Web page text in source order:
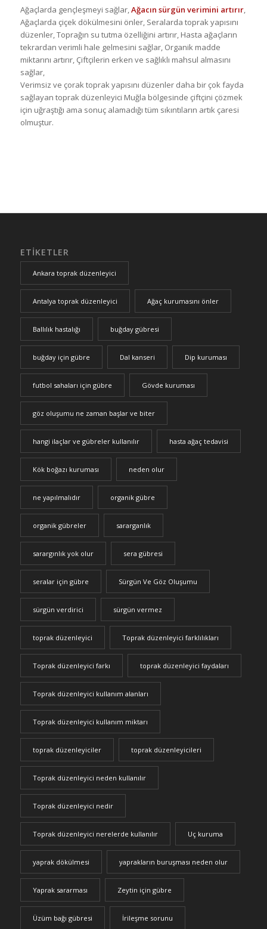
Ağaçlarda gençleşmeyi sağlar,Ağacın sürgün verimini artırır,
Ağaçlarda çiçek dökülmesini önler, Seralarda toprak yapısını
düzenler, Toprağın su tutma özelliğini artırır, Hasta ağaçların
tekrardan verimli hale gelmesini sağlar, Organik madde
miktarını artırır, Çiftçilerin erken ve sağlıklı mahsul almasını
sağlar,
Verimsiz ve çorak toprak yapısını düzenler daha bir çok fayda
sağlayan toprak düzenleyici Muğla bölgesinde çiftçini çözmek
için uğraştığı ama sonuç alamadığı tüm sıkıntıların artık çaresi
olmuştur.
ETIKETLER
Ankara toprak düzenleyici
Antalya toprak düzenleyici Ağaç kurumasını önler
Ballılık hastalığı buğday gübresi
buğday için gübre Dal kanseri Dip kuruması
futbol sahaları için gübre Gövde kuruması
göz oluşumu ne zaman başlar ve biter
hangi ilaçlar ve gübreler kullanılır hasta ağaç tedavisi
Kök boğazı kuruması neden olur
ne yapılmalıdır organik gübre
organik gübreler sararganlık
sarargınlık yok olur sera gübresi
seralar için gübre Sürgün Ve Göz Oluşumu
sürgün verdirici sürgün vermez
toprak düzenleyici Toprak düzenleyici farklılıkları
Toprak düzenleyici farkı toprak düzenleyici faydaları
Toprak düzenleyici kullanım alanları
Toprak düzenleyici kullanım miktarı
toprak düzenleyiciler toprak düzenleyicileri
Toprak düzenleyici neden kullanılır
Toprak düzenleyici nedir
Toprak düzenleyici nerelerde kullanılır Uç kuruma
yaprak dökülmesi yaprakların buruşması neden olur
Yaprak sararması Zeytin için gübre
Üzüm bağı gübresi İrileşme sorunu